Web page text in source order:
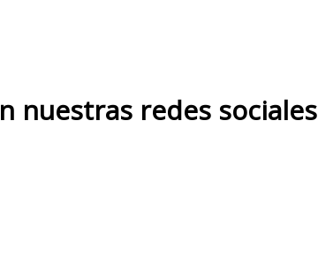
nuestras redes sociales